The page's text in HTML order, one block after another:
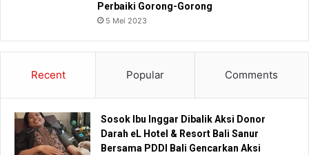
Perbaiki Gorong-Gorong
5 Mei 2023
Recent Popular Comments
Sosok Ibu Inggar Dibalik Aksi Donor
Darah eL Hotel & Resort Bali Sanur
Bersama PDDI Bali Gencarkan Aksi